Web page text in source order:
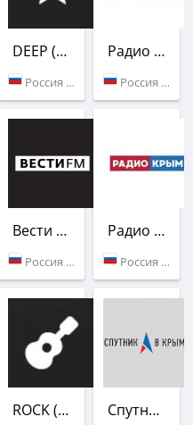
DEEP (Радио Пляж)
Россия (Феодосия)
Радио Jazz
Россия (98.5 FM)
Вести FM
Россия (104.2 FM)
Радио Крым
Россия (105.6 FM)
ROCK (Радио Пляж) Спутник в Крыму